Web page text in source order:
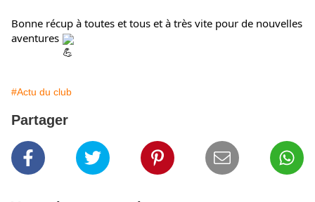
Bonne récup à toutes et tous et à très vite pour de nouvelles
aventures
#Actu du club
Partager